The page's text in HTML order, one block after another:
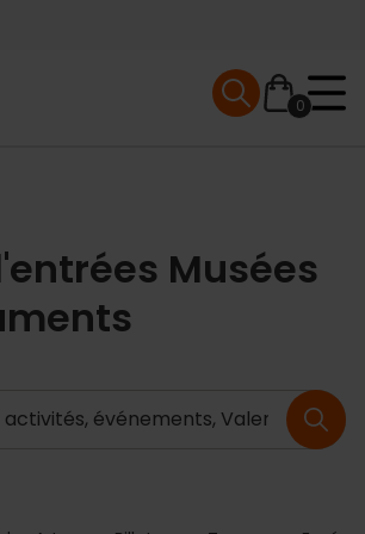
0
Mobile menu
Musées